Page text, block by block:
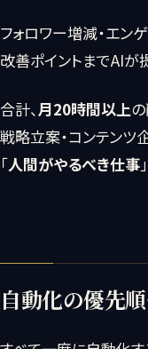
フォロワー増減・エン
改善ポイントまでAIが
合計、月20時間以上
戦略立案・コンテンツ
「人間がやるべき仕事
自動化の優先